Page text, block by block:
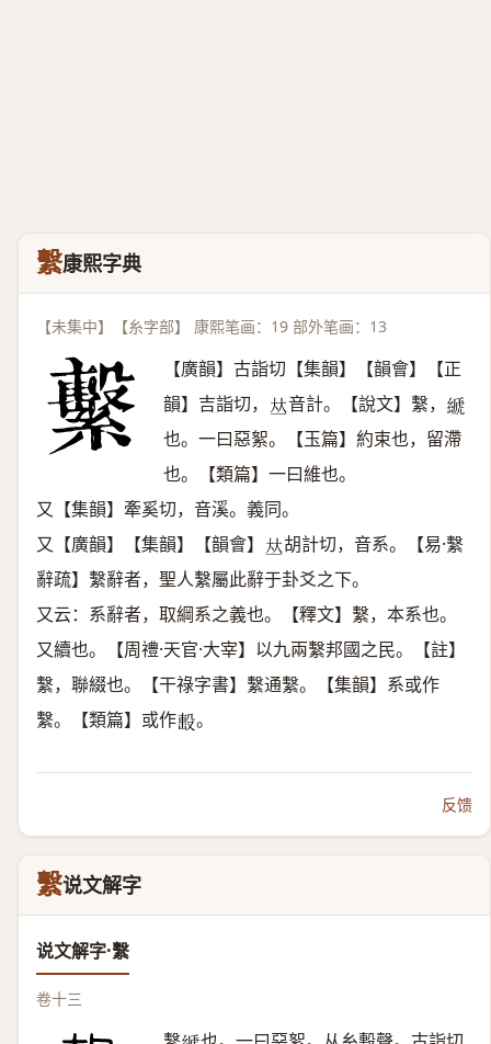
繫康熙字典
【未集中】【糸字部】 康熙笔画：19 部外笔画：13
【廣韻】古詣切【集韻】【韻會】【正
韻】吉詣切， 𠀤音計。【說文】繫， 𦃇
也。一曰惡絮。【玉篇】約束也，留滯
也。【類篇】一曰維也。
又【集韻】牽奚切，音溪。義同。
又【廣韻】【集韻】【韻會】 𠀤胡計切，音系。【易·繫
辭疏】繫辭者，聖人繫屬此辭于卦爻之下。
又云：系辭者，取綱系之義也。【釋文】繫，本系也。
又續也。【周禮·天官·大宰】以九兩繫邦國之民。【註】
繫，聯綴也。【干祿字書】繫通繫。【集韻】系或作
繫。【類篇】或作𣪠 。
反馈
繫说文解字
说文解字·繫
卷十三